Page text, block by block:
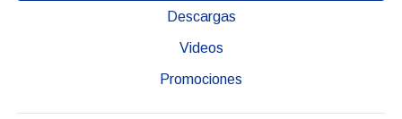
Descargas
Videos
Promociones